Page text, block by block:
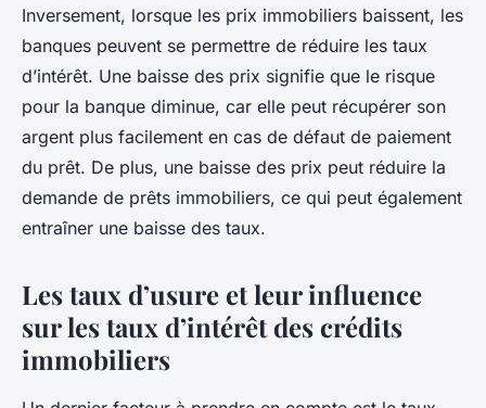
Inversement, lorsque les prix immobiliers baissent, les
banques peuvent se permettre de réduire les taux
d’intérêt. Une baisse des prix signifie que le risque
pour la banque diminue, car elle peut récupérer son
argent plus facilement en cas de défaut de paiement
du prêt. De plus, une baisse des prix peut réduire la
demande de prêts immobiliers, ce qui peut également
entraîner une baisse des taux.
Les taux d’usure et leur influence
sur les taux d’intérêt des crédits
immobiliers